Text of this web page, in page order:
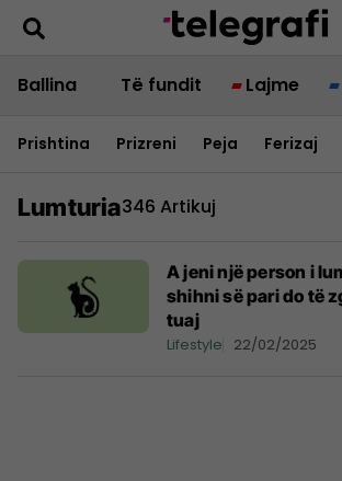
Ballina Të fundit Lajme
Prishtina Prizreni Peja Ferizaj
Lumturia346 Artikuj
A jeni një person i
shihni së pari do të
tuaj
Lifestyle 22/02/2025